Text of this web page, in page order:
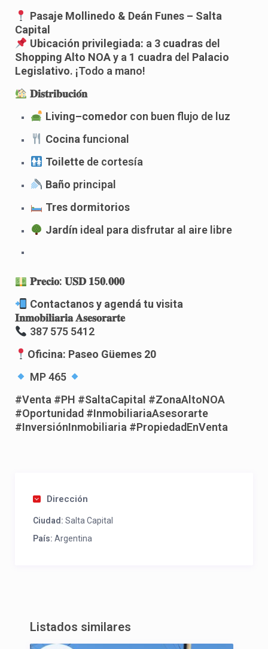
Pasaje Mollinedo & Deán Funes – Salta
Capital
Ubicación privilegiada: a 3 cuadrasdel
Shopping Alto NOAy a 1 cuadra del Palacio
Legislativo. ¡Todo a mano!
𝐃𝐢𝐬𝐭𝐫𝐢𝐛𝐮𝐜𝐢𝐨́𝐧
Living–comedorcon buen flujo de luz
Cocina funcional
Toilettede cortesía
Baño principal
Tres dormitorios
Jardín ideal para disfrutar al aire libre
𝐏𝐫𝐞𝐜𝐢𝐨: 𝐔𝐒𝐃 𝟏5𝟎.𝟎𝟎𝟎
Contactanos y agendá tu visita
𝐈𝐧𝐦𝐨𝐛𝐢𝐥𝐢𝐚𝐫𝐢𝐚𝐀𝐬𝐞𝐬𝐨𝐫𝐚𝐫𝐭𝐞
387 575 5412
Oficina: Paseo Güemes 20
MP 465
#Venta #PH #SaltaCapital #ZonaAltoNOA
#Oportunidad #InmobiliariaAsesorarte
#InversiónInmobiliaria #PropiedadEnVenta
Dirección
Ciudad: Salta Capital
País: Argentina
Listados similares